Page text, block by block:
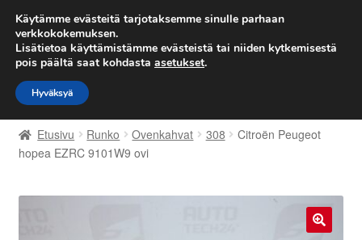
TOIMITUS alkaen 7 EUR
Siirry
navigointiin
Siirry
sisältöön
Etusivu
Kärry
Etusivu Runko Ovenkahvat 308
Citroën Peugeot
hopea EZRC 9101W9 ovi
Käytämme evästeitä tarjotaksemme sinulle parhaan
verkkokokemuksen.
Lisätietoa käyttämistämme evästeistä tai niiden kytkemisestä
pois päältä saat kohdasta asetukset.
Hyväksyä